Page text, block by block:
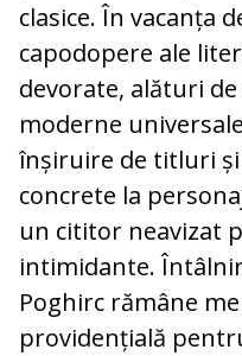
clasice. În vacanța
capodopere ale
devorate, alături
moderne
înșiruire de titluri
concrete la
un cititor neavizat
intimidante.
Poghirc rămâne
providențială